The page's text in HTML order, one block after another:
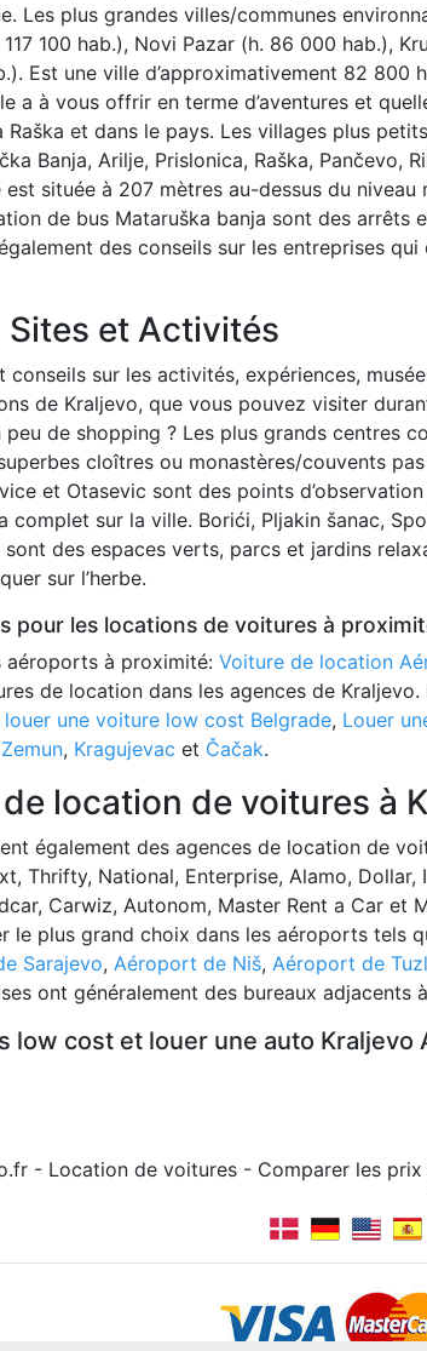
Les plus grandes villes/communes
100 hab.), Novi Pazar (h. 86 000 hab.),
Est une ville d’approximativement 82 800
a à vous offrir en terme d’aventures et
et dans le pays. Les villages plus
Banja, Arilje, Prislonica, Raška, Pančevo,
située à 207 mètres au-dessus du niveau
de bus Mataruška banja sont des arrêts
des conseils sur les entreprises
et Activités
conseils sur les activités, expériences,
de Kraljevo, que vous pouvez visiter
de shopping ? Les plus grands centres
cloîtres ou monastères/couvents
et Otasevic sont des points
complet sur la ville. Borići, Pljakin šanac,
des espaces verts, parcs et jardins
sur l’herbe.
pour les locations de voitures à
aéroports à proximité: Voiture de location
de location dans les agences de
louer une voiture low cost Belgrade, Louer
, Kragujevac et Čačak.
location de voitures à
également des agences de location de
Thrifty, National, Enterprise, Alamo, Dollar,
Carwiz, Autonom, Master Rent a Car et
le plus grand choix dans les aéroports tels
Sarajevo, Aéroport de Niš, Aéroport de
ont généralement des bureaux adjacents
low cost et louer une auto Kraljevo
- Location de voitures - Comparer les